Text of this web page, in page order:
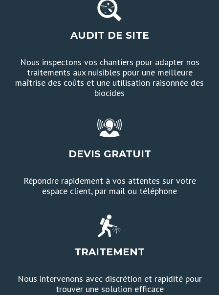
AUDIT DE SITE
Nous inspectons vos chantiers pour adapter nos
traitements aux nuisibles pour une meilleure
maîtrise des coûts et une utilisation raisonnée des
biocides
DEVIS GRATUIT
Répondre rapidement à vos attentes sur votre
espace client, par mail ou téléphone
TRAITEMENT
Nous intervenons avec discrétion et rapidité pour
trouver une solution efficace